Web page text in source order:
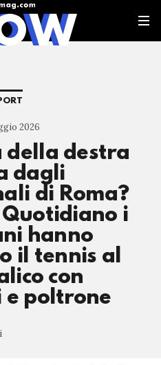
2026
della destra
dagli
di Roma?
Quotidiano i
hanno
il tennis al
con
poltrone